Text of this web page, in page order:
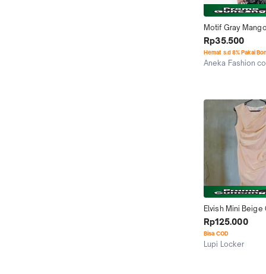
Motif Gray
lengan pendek
Rp35.500
Hemat s.d 8% Pakai
Aneka Fashion
Elvish Mini Beige
Dress Baju Pesta
Preloved like
HnM
Rp125.000
Bisa COD
Lupi Locker